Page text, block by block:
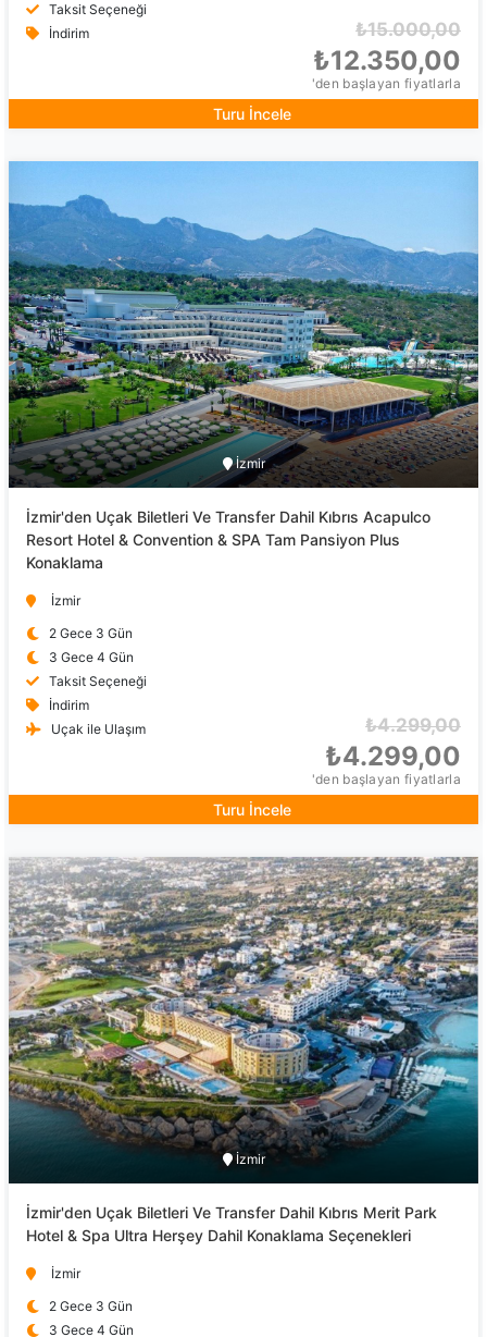
Taksit Seçeneği
İndirim
₺15.000,00
₺12.350,00
'den başlayan fiyatlarla
Turu İncele
İzmir
İzmir'den Uçak Biletleri Ve Transfer Dahil Kıbrıs Acapulco
Resort Hotel & Convention & SPA Tam Pansiyon Plus
Konaklama
İzmir
2 Gece 3 Gün
3 Gece 4 Gün
Taksit Seçeneği
İndirim
Uçak ile Ulaşım
₺4.299,00
₺4.299,00
'den başlayan fiyatlarla
Turu İncele
İzmir
İzmir'den Uçak Biletleri Ve Transfer Dahil Kıbrıs Merit Park
Hotel & Spa Ultra Herşey Dahil Konaklama Seçenekleri
İzmir
2 Gece 3 Gün
3 Gece 4 Gün